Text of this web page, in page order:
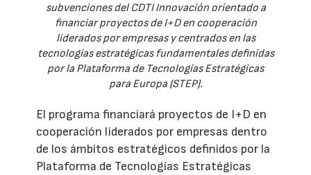
subvenciones del CDTI Innovación orientado a
financiar proyectos de I+D en cooperación
liderados por empresas y centrados en las
tecnologías estratégicas fundamentales definidas
por la Plataforma de Tecnologías Estratégicas
para Europa (STEP).
El programa financiará proyectos de I+D en
cooperación liderados por empresas dentro
de los ámbitos estratégicos definidos por la
Plataforma de Tecnologías Estratégicas